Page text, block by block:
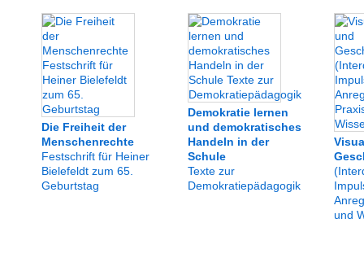
Die Freiheit der
Menschenrechte
Festschrift für Heiner
Bielefeldt zum 65.
Geburtstag
Demokratie lernen
und demokratisches
Handeln in der
Schule
Texte zur
Demokratiepädagogik
und